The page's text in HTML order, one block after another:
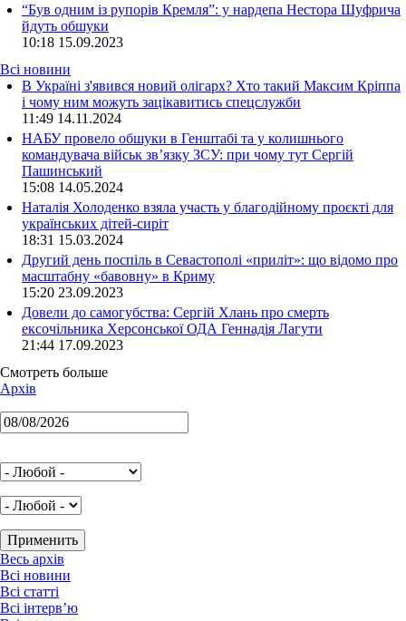
“Був одним із рупорів Кремля”: у нардепа Нестора Шуфрича
йдуть обшуки
10:18 15.09.2023
Всі новини
В Україні з'явився новий олігарх? Хто такий Максим Кріппа
і чому ним можуть зацікавитись спецслужби
11:49 14.11.2024
НАБУ провело обшуки в Генштабі та у колишнього
командувача військ зв’язку ЗСУ: при чому тут Сергій
Пашинський
15:08 14.05.2024
Наталія Холоденко взяла участь у благодійному проєкті для
українських дітей-сиріт
18:31 15.03.2024
Другий день поспіль в Севастополі «приліт»: що відомо про
масштабну «бавовну» в Криму
15:20 23.09.2023
Довели до самогубства: Сергій Хлань про смерть
ексочільника Херсонської ОДА Геннадія Лагути
21:44 17.09.2023
Смотреть больше
Архів
Весь архів
Всі новини
Всі статті
Всі інтерв’ю